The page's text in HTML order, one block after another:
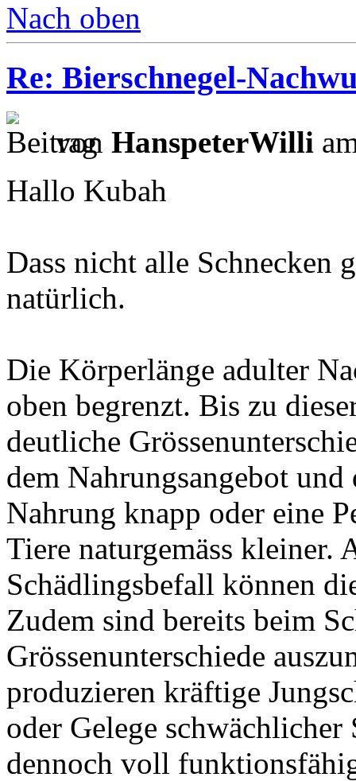
Nach oben
Re: Bierschnegel-
von HanspeterWilli
Hallo Kubah
Dass nicht alle Schnecken
natürlich.
Die Körperlänge adulter
oben begrenzt. Bis zu
deutliche
dem Nahrungsangebot
Nahrung knapp oder eine
Tiere naturgemäss kleiner.
Schädlingsbefall können
Zudem sind bereits beim
Grössenunterschiede
produzieren kräftige
oder Gelege
dennoch voll